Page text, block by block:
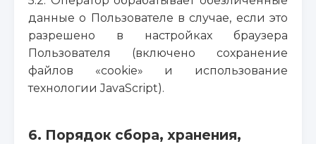
данные о Пользователе в случае, если это
разрешено в настройках браузера
Пользователя (включено сохранение
файлов «cookie» и использование
технологии JavaScript).
6. Порядок сбора, хранения,